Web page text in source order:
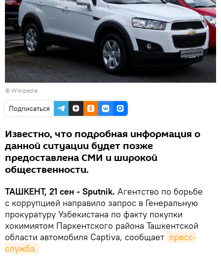
© Wikipedia
Подписаться
Известно, что подробная информация о
данной ситуации будет позже
предоставлена ​​СМИ и широкой
общественности.
ТАШКЕНТ, 21 сен - Sputnik. Агентство по борьбе
с коррупцией направило запрос в Генеральную
прокуратуру Узбекистана по факту покупки
хокимиятом Паркентского района Ташкентской
области автомобиля Captiva, сообщает пресс-
служба.